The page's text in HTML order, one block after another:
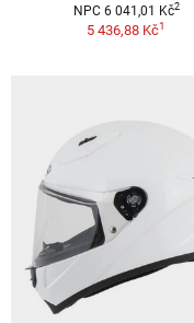
NPC 6 041,01 Kč2
5 436,88 Kč1